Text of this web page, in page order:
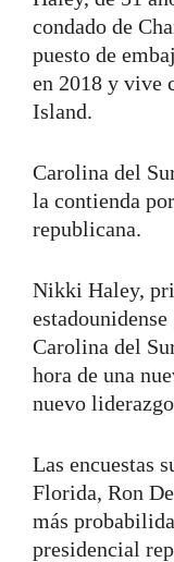
condado de
puesto de
en 2018 y vive
Island.
Carolina del
la contienda
republicana.
Nikki Haley,
Carolina del
hora de una
nuevo
Las encuestas
Florida, Ron
más
presidencial